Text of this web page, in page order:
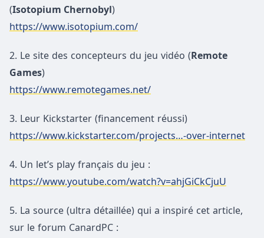
(Isotopium Chernobyl)
https://www.isotopium.com/
2. Le site des concepteurs du jeu vidéo (Remote
Games)
https://www.remotegames.net/
3. Leur Kickstarter (financement réussi)
https://www.kickstarter.com/projects…-over-internet
4. Un let’s play français du jeu :
https://www.youtube.com/watch?v=ahjGiCkCjuU
5. La source (ultra détaillée) qui a inspiré cet article,
sur le forum CanardPC :